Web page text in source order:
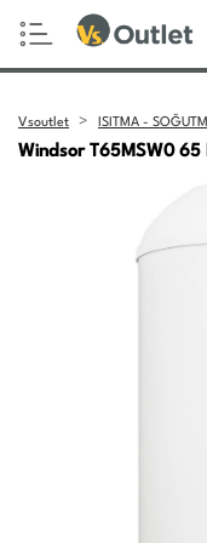
Vsoutlet ISITMA -
Windsor T65MSW0 65